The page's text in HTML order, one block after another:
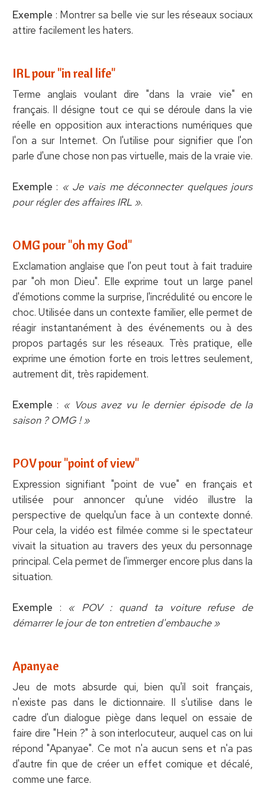
Exemple : Montrer sa belle vie sur les réseaux sociaux
attire facilement les haters.
IRL pour "in real life"
Terme anglais voulant dire "dans la vraie vie" en
français. Il désigne tout ce qui se déroule dans la vie
réelle en opposition aux interactions numériques que
l'on a sur Internet. On l'utilise pour signifier que l'on
parle d'une chose non pas virtuelle, mais de la vraie vie.
Exemple : « Je vais me déconnecter quelques jours
pour régler des affaires IRL ».
OMG pour "oh my God"
Exclamation anglaise que l'on peut tout à fait traduire
par "oh mon Dieu". Elle exprime tout un large panel
d'émotions comme la surprise, l'incrédulité ou encore le
choc. Utilisée dans un contexte familier, elle permet de
réagir instantanément à des événements ou à des
propos partagés sur les réseaux. Très pratique, elle
exprime une émotion forte en trois lettres seulement,
autrement dit, très rapidement.
Exemple : « Vous avez vu le dernier épisode de la
saison ? OMG ! »
POV pour "point of view"
Expression signifiant "point de vue" en français et
utilisée pour annoncer qu'une vidéo illustre la
perspective de quelqu'un face à un contexte donné.
Pour cela, la vidéo est filmée comme si le spectateur
vivait la situation au travers des yeux du personnage
principal. Cela permet de l'immerger encore plus dans la
situation.
Exemple : « POV : quand ta voiture refuse de
démarrer le jour de ton entretien d'embauche »
Apanyae
Jeu de mots absurde qui, bien qu'il soit français,
n'existe pas dans le dictionnaire. Il s'utilise dans le
cadre d'un dialogue piège dans lequel on essaie de
faire dire "Hein ?" à son interlocuteur, auquel cas on lui
répond "Apanyae". Ce mot n'a aucun sens et n'a pas
d'autre fin que de créer un effet comique et décalé,
comme une farce.